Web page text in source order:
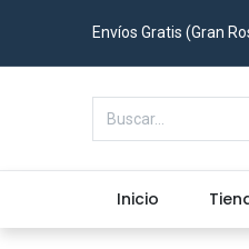
Envíos Gratis (Gran
Inicio